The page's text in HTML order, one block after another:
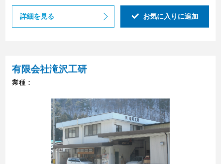
詳細を見る お気に入りに追加
有限会社滝沢工研
業種：